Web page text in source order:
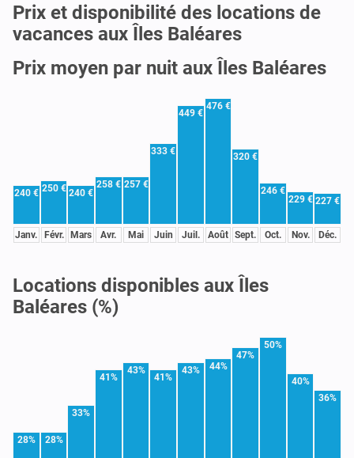
Prix et disponibilité des locations de
vacances aux Îles Baléares
Prix moyen par nuit aux Îles Baléares
240 €
Janv.
250 €
Févr.
240 €
Mars
258 €
Avr.
257 €
Mai
333 €
Juin
449 €
Juil.
476 €
Août
320 €
Sept.
246 €
Oct.
229 €
Nov.
227 €
Déc.
Locations disponibles aux Îles
Baléares (%)
28% 28%
33%
41%
43%
41%
43% 44%
47%
50%
40%
36%